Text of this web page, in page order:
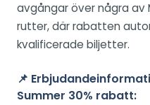
avgångar över några
rutter, där rabatten
kvalificerade biljetter.
📌
Summer 30% rabatt: